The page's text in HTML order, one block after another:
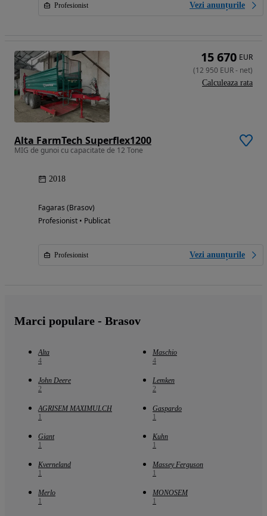
Profesionist Vezi anunțurile
Alta FarmTech Superflex1200
MIG de gunoi cu capacitate de 12 Tone
2018
Fagaras (Brasov)
Profesionist • Publicat
Profesionist Vezi anunțurile
15 670 EUR
(12 950 EUR- net)
Calculeaza rata
Marci populare - Brasov
Alta
4
Maschio
4
John Deere
2
Lemken
2
AGRISEM MAXIMULCH
1
Gaspardo
1
Giant
1
Kuhn
1
Kverneland
1
Massey Ferguson
1
Merlo
1
MONOSEM
1